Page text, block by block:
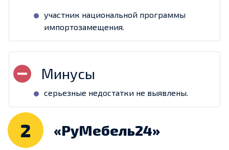
участник национальной программы
импортозамещения.
серьезные недостатки не выявлены.
2 «РуМебель24»